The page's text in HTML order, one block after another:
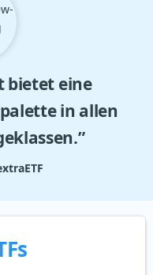
bietet eine
in allen